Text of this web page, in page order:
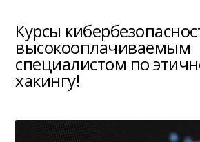
Курсы
высокооплачиваемым
специалистом по
хакингу!